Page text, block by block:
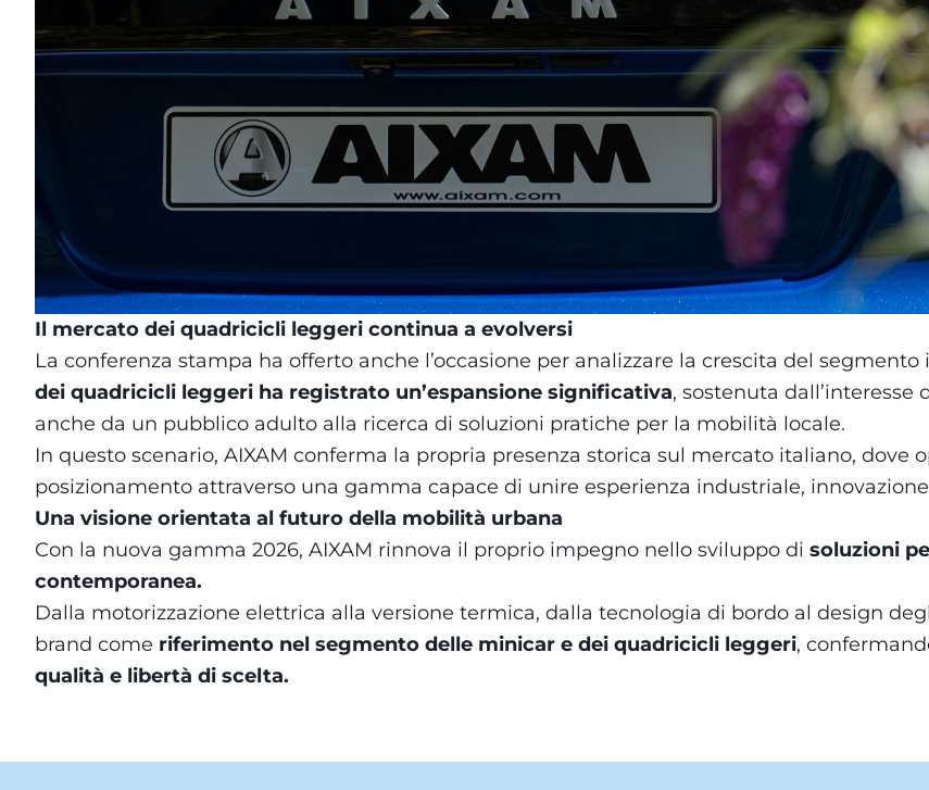
Il mercato dei quadricicli leggeri continua a evolversi
La conferenza stampa ha offerto anche l’occasione per analizzare la crescita del segmento
dei quadricicli leggeri ha registrato un’espansione significativa, sostenuta dall’interesse
anche da un pubblico adulto alla ricerca di soluzioni pratiche per la mobilità locale.
In questo scenario, AIXAM conferma la propria presenza storica sul mercato italiano, dove
posizionamento attraverso una gamma capace di unire esperienza industriale,
Una visione orientata al futuro della mobilità urbana
Con la nuova gamma 2026, AIXAM rinnova il proprio impegno nello sviluppo di soluzioni
contemporanea.
Dalla motorizzazione elettrica alla versione termica, dalla tecnologia di bordo al design
brand come riferimento nel segmento delle minicar e dei quadricicli leggeri,
qualità e libertà di scelta.